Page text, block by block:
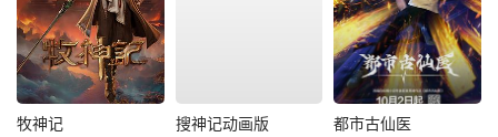
牧神记 搜神记动画版 都市古仙医